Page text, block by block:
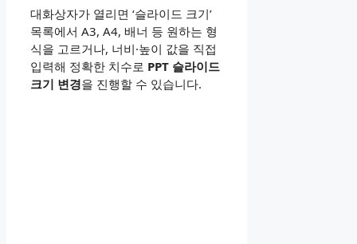
대화상자가 열리면 ‘슬라이드 크기’
목록에서 A3, A4, 배너 등 원하는 형
식을 고르거나, 너비·높이 값을 직접
입력해 정확한 치수로 PPT 슬라이드
크기 변경을 진행할 수 있습니다.